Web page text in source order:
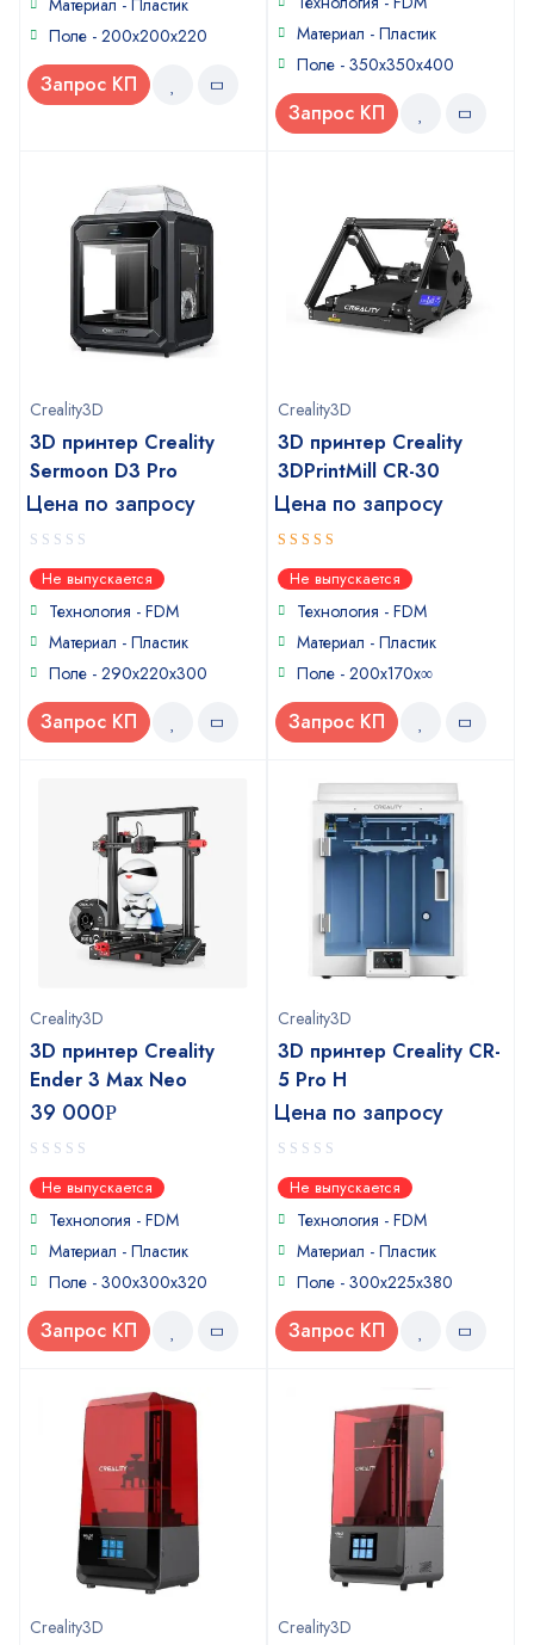
Материал - Пластик
Поле - 200x200x220
Запрос КП
Материал - Пластик
Поле - 350х350х400
Запрос КП
Creality3D
3D принтер Creality
Sermoon D3 Pro
Цена по запросу
0
out
of
Не выпускается
Технология - FDM
Материал - Пластик
Поле - 290х220х300
Запрос КП
Creality3D
3D принтер Creality
3DPrintMill CR-30
Цена по запросу
5out of 5
Не выпускается
Технология - FDM
Материал - Пластик
Поле - 200х170х∞
Запрос КП
Creality3D
3D принтер Creality
Ender 3 Max Neo
39 000Р
0
out
of
Не выпускается
Технология - FDM
Материал - Пластик
Поле - 300х300х320
Запрос КП
Creality3D
3D принтер Creality CR-
5 Pro H
Цена по запросу
0
out
of
Не выпускается
Технология - FDM
Материал - Пластик
Поле - 300х225х380
Запрос КП
Creality3D Creality3D